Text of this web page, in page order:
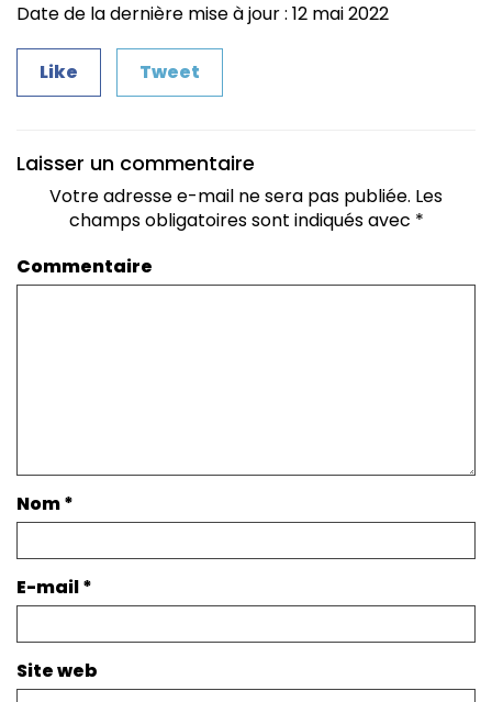
Date de la dernière mise à jour : 12 mai 2022
Like Tweet
Laisser un commentaire
Votre adresse e-mail ne sera pas publiée. Les
champs obligatoires sont indiqués avec *
Commentaire
Nom*
E-mail*
Site web